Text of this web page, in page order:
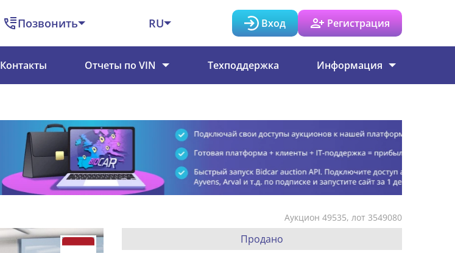
Позвонить RU Вход Регистрация
Контакты Отчеты по VIN Техподдержка Информация
Аукцион 49535, лот 3549080
Продано